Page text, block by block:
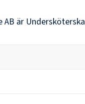
AB är Undersköterska